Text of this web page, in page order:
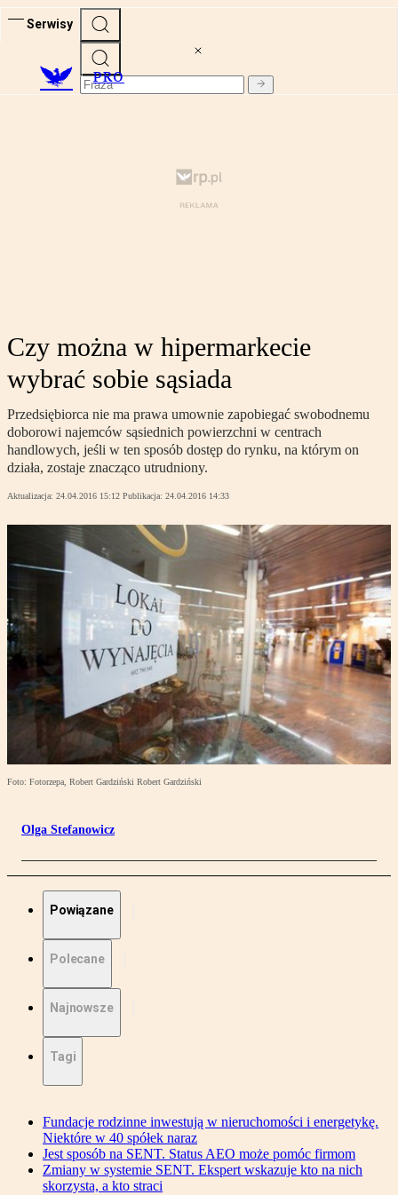
Serwisy
PRO
Czy można w hipermarkecie
wybrać sobie sąsiada
Przedsiębiorca nie ma prawa umownie zapobiegać swobodnemu
doborowi najemców sąsiednich powierzchni w centrach
handlowych, jeśli w ten sposób dostęp do rynku, na którym on
działa, zostaje znacząco utrudniony.
Aktualizacja: 24.04.2016 15:12 Publikacja: 24.04.2016 14:33
Foto: Fotorzepa, Robert Gardziński Robert Gardziński
Olga Stefanowicz
Powiązane
Polecane
Najnowsze
Tagi
Fundacje rodzinne inwestują w nieruchomości i energetykę.
Niektóre w 40 spółek naraz
Jest sposób na SENT. Status AEO może pomóc firmom
Zmiany w systemie SENT. Ekspert wskazuje kto na nich
skorzysta, a kto straci